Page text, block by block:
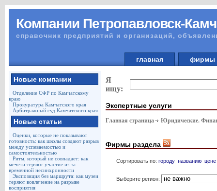
Компании Петропавловск-
справочник предприятий и организаций,
главная
Новые компании
Отделение СФР по Камчатскому
краю
Прокуратура Камчатского края
Арбитражный суд Камчатского края
Новые статьи
Оценки, которые не показывают
готовность: как школы создают разрыв
между успеваемостью и
самостоятельностью
Ритм, который не совпадает: как
мечети теряют участие из-за
временной несинхронности
Экспозиция без маршрута: как музеи
теряют вовлечение на разрыве
восприятия
Я
ищу:
Экспертные услуги
Главная страница Юридические.
Фирмы раздела
Сортировать по: городу названию цене
Выберите регион: